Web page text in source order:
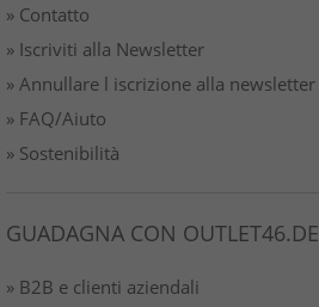
» Contatto
» Iscriviti alla Newsletter
» Annullare l iscrizione alla newsletter
» FAQ/Aiuto
» Sostenibilità
GUADAGNA CON OUTLET46.DE
» B2B e clienti aziendali